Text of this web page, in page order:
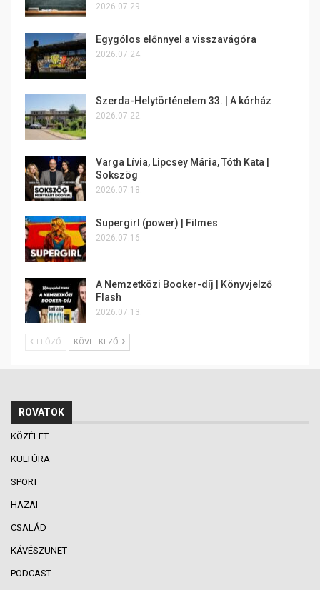
2026.07.29.
Egygólos előnnyel a visszavágóra
2026.07.24.
Szerda-Helytörténelem 33. | A kórház
2026.07.22.
Varga Lívia, Lipcsey Mária, Tóth Kata |
Sokszög
2026.07.18.
Supergirl (power) | Filmes
2026.07.16.
A Nemzetközi Booker-díj | Könyvjelző
Flash
2026.07.13.
ELŐZŐ KÖVETKEZŐ
ROVATOK
KÖZÉLET
KULTÚRA
SPORT
HAZAI
CSALÁD
KÁVÉSZÜNET
PODCAST